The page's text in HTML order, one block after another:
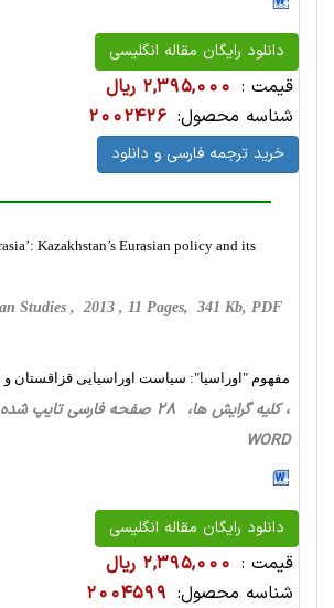
دانلود رایگان مقاله انگلیسی
قیمت : 2,395,000 ریال
شناسه محصول: 2002426
خرید ترجمه فارسی و دانلود
Kazakhstan’s Eurasian policy and its
Studies , 2013 , 11 Pages, 341 Kb, PDF
مفهوم "اوراسیا": سیاست اوراسیایی قزاقستان و
WORD
دانلود رایگان مقاله انگلیسی
قیمت : 2,395,000 ریال
شناسه محصول: 2004599